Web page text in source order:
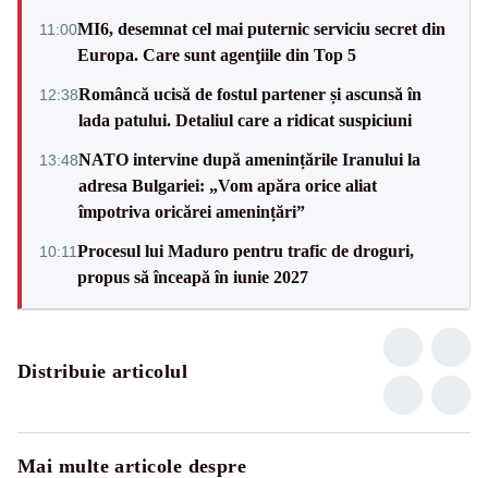
11:00MI6, desemnat cel mai puternic serviciu secret din
Europa. Care sunt agenţiile din Top 5
12:38Româncă ucisă de fostul partener și ascunsă în
lada patului. Detaliul care a ridicat suspiciuni
13:48NATO intervine după amenințările Iranului la
adresa Bulgariei: „Vom apăra orice aliat
împotriva oricărei amenințări”
10:11Procesul lui Maduro pentru trafic de droguri,
propus să înceapă în iunie 2027
Distribuie articolul
Mai multe articole despre